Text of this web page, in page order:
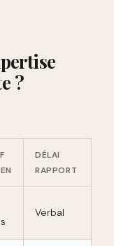
?
DÉLAI
RAPPORT
Verbal